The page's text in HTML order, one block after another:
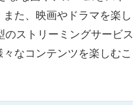
た、映画やドラマを楽し
ストリーミングサービス
なコンテンツを楽しむこ